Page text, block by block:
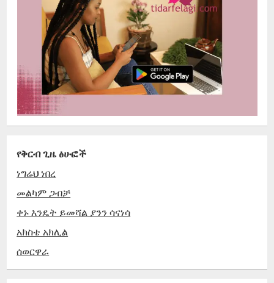
የቅርብ ጊዜ ፅሁፎች
ነግሬህ ነበረ
መልካም ጋብቻ
ቀኑ እንዴት ይመሻል ያንን ሳናነሳ
አክስቴ አክሊል
ሰወርዋራ